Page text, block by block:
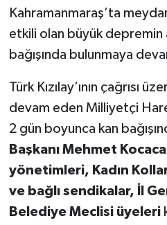
Kahramanmaraş’ta
etkili olan büyük depremin
bağışında bulunmaya
Türk Kızılay’ının çağrısı
devam eden Milliyetçi
2 gün boyunca kan
Başkanı Mehmet
yönetimleri, Kadın
ve bağlı sendikalar, İl
Belediye Meclisi üyeleri